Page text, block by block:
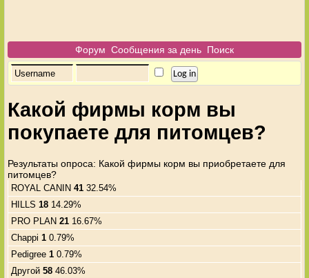
Форум Сообщения за день Поиск
Какой фирмы корм вы
покупаете для питомцев?
Результаты опроса: Какой фирмы корм вы приобретаете для
питомцев?
ROYAL CANIN41 32.54%
HILLS18 14.29%
PRO PLAN21 16.67%
Chappi1 0.79%
Pedigree1 0.79%
Другой58 46.03%